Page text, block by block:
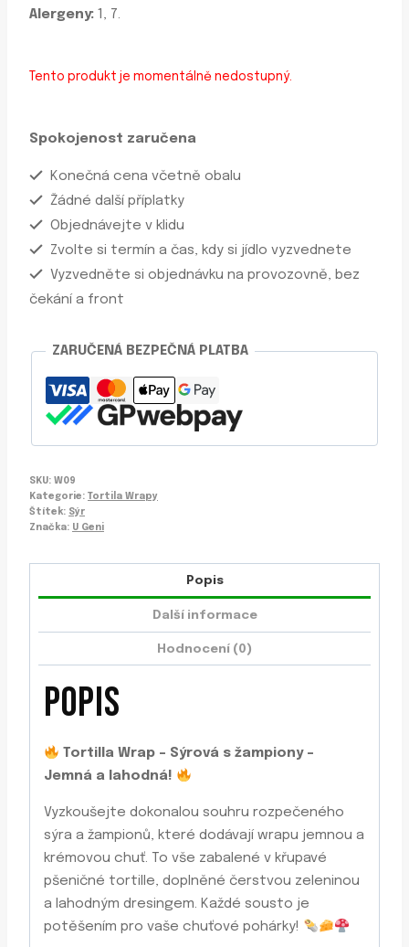
Alergeny: 1, 7.
Tento produkt je momentálně nedostupný.
Spokojenost zaručena
Konečná cena včetně obalu
Žádné další příplatky
Objednávejte v klidu
Zvolte si termín a čas, kdy si jídlo vyzvednete
Vyzvedněte si objednávku na provozovně, bez
čekání a front
ZARUČENÁ BEZPEČNÁ PLATBA
SKU: W09
Kategorie: Tortila Wrapy
Štítek: Sýr
Značka: U Geni
Popis
Další informace
Hodnocení (0)
POPIS
Tortilla Wrap – Sýrová s žampiony –
Jemná a lahodná!
Vyzkoušejte dokonalou souhru rozpečeného
sýra a žampionů, které dodávají wrapu jemnou a
krémovou chuť. To vše zabalené v křupavé
pšeničné tortille, doplněné čerstvou zeleninou
a lahodným dresingem. Každé sousto je
potěšením pro vaše chuťové pohárky!